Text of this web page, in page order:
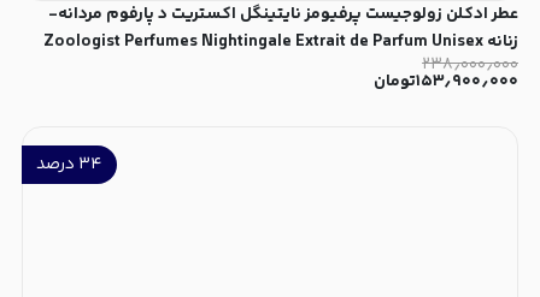
عطر ادکلن زولوجیست پرفیومز نایتینگل اکستریت د پارفوم مردانه-
زنانه Zoologist Perfumes Nightingale Extrait de Parfum Unisex
۲۳۸٫۰۰۰٫۰۰۰
۱۵۳٫۹۰۰٫۰۰۰تومان
۳۴ درصد